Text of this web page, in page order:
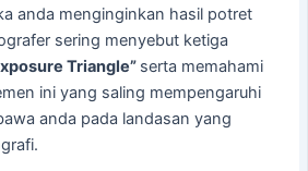
anda menginginkan hasil potret
sering menyebut ketiga
Triangle” serta memahami
ini yang saling mempengaruhi
anda pada landasan yang